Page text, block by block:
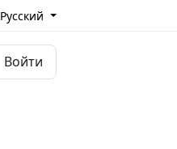
Русский
Войти